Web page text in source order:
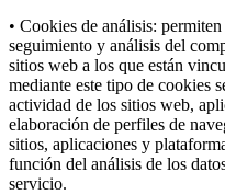
• Cookies de análisis:
seguimiento y análisis del
sitios web a los que están
mediante este tipo de cookies
actividad de los sitios web,
elaboración de perfiles de
sitios, aplicaciones y
función del análisis de los
servicio.